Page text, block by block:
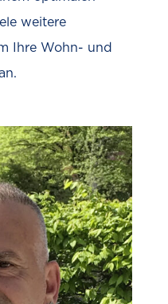
weitere
Ihre Wohn- und